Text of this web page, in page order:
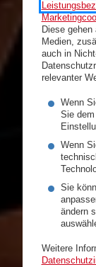
Diese
Medien,
auch in
relevanter
Wenn
Sie
Wenn
Sie
ändern
Weitere